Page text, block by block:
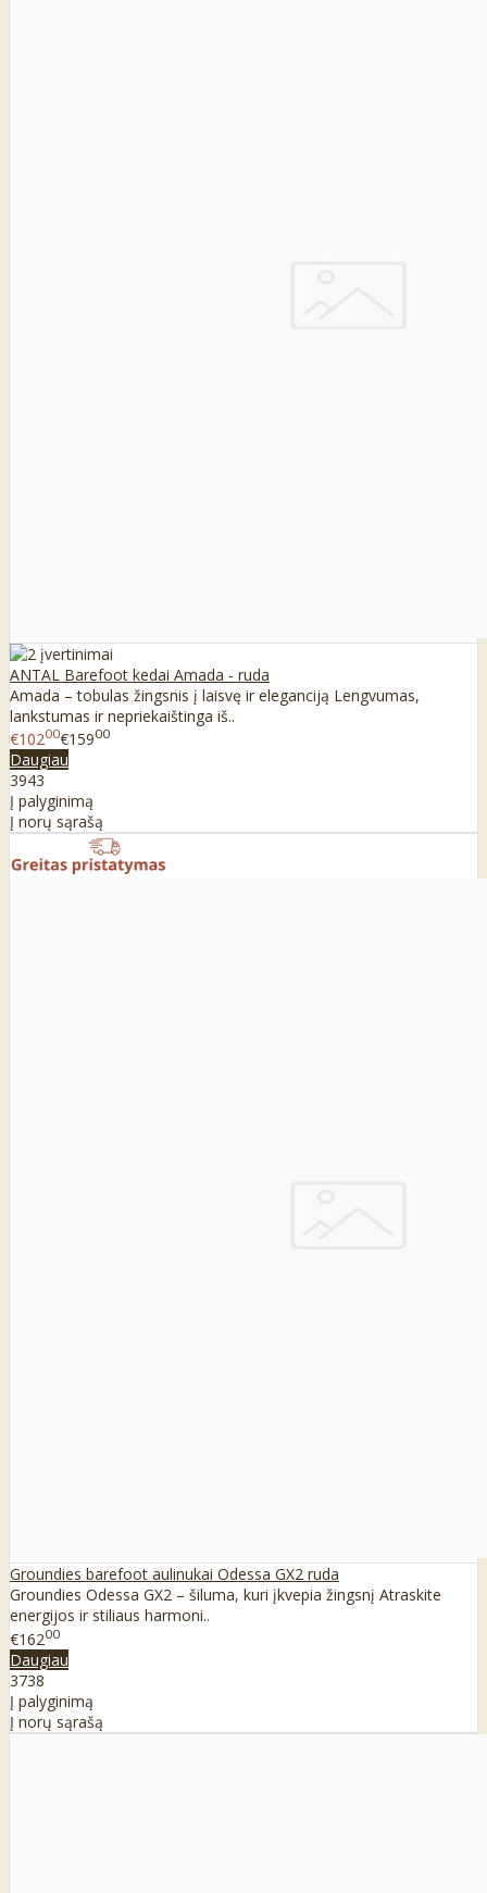
ANTAL Barefoot kedai Amada - ruda
Amada – tobulas žingsnis į laisvę ir eleganciją Lengvumas,
lankstumas ir nepriekaištinga iš..
€10200€15900
Daugiau
3943
Į palyginimą
Į norų sąrašą
Groundies barefoot aulinukai Odessa GX2 ruda
Groundies Odessa GX2 – šiluma, kuri įkvepia žingsnį Atraskite
energijos ir stiliaus harmoni..
€16200
Daugiau
3738
Į palyginimą
Į norų sąrašą